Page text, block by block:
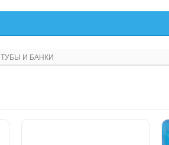
ТУБЫ И БАНКИ